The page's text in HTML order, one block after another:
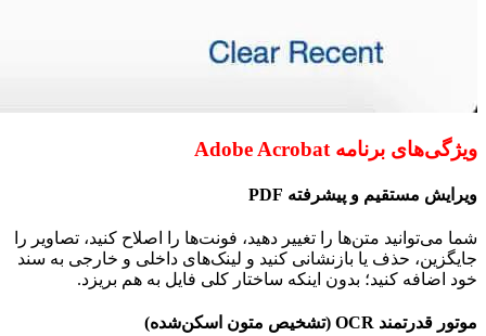
ویژگی‌های برنامه Adobe Acrobat
ویرایش مستقیم و پیشرفته PDF
شما می‌توانید متن‌ها را تغییر دهید، فونت‌ها را اصلاح کنید، تصاویر را
جایگزین، حذف یا بازنشانی کنید و لینک‌های داخلی و خارجی به سند
خود اضافه کنید؛ بدون اینکه ساختار کلی فایل به هم بریزد.
موتور قدرتمند OCR (تشخیص متون اسکن‌شده)